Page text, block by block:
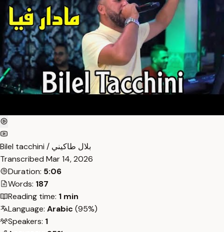
Bilel tacchini / بلال طاكيني
Transcribed Mar 14, 2026
Duration: 5:06
Words: 187
Reading time: 1 min
Language: Arabic (95%)
Speakers: 1